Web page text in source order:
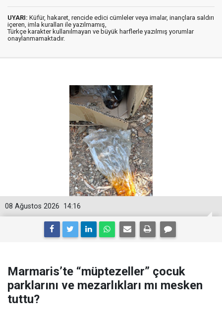
UYARI: Küfür, hakaret, rencide edici cümleler veya imalar, inançlara saldırı
içeren, imla kuralları ile yazılmamış,
Türkçe karakter kullanılmayan ve büyük harflerle yazılmış yorumlar
onaylanmamaktadır.
14:16
08 Ağustos 2026
Marmaris’te “müptezeller” çocuk
parklarını ve mezarlıkları mı mesken
tuttu?